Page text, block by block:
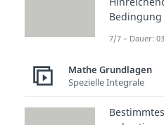
mit
Bedingung
7/7 – Dauer:
Mathe Grundlagen
Spezielle Integrale